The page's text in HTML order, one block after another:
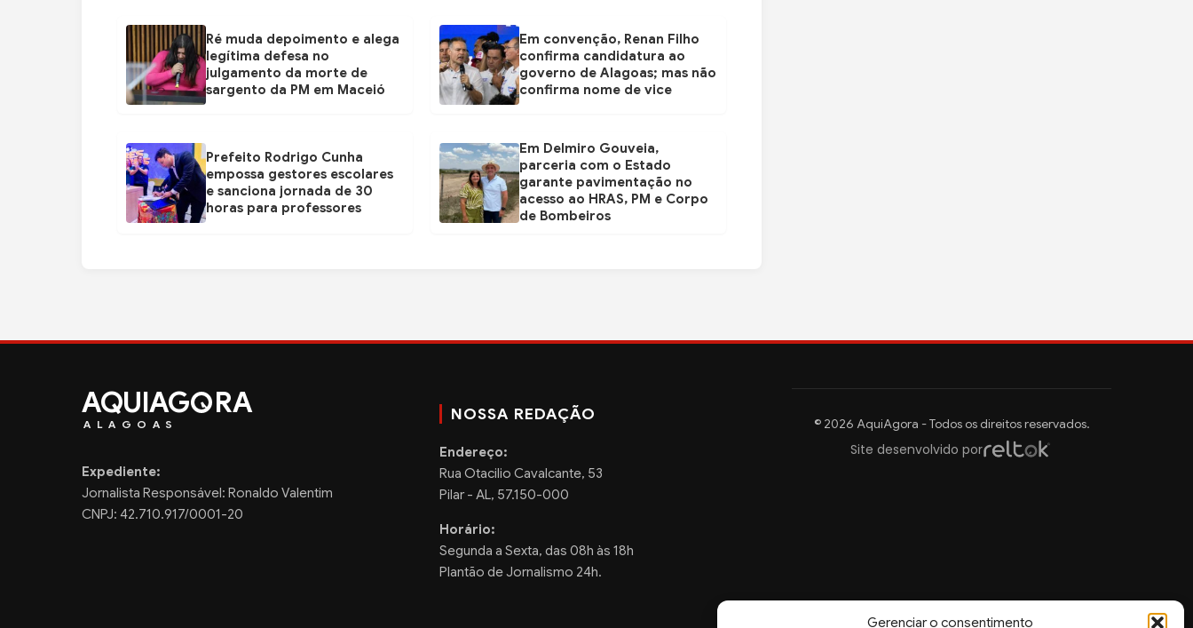
Gerenciar o consentimento
Ré muda depoimento e alega
legítima defesa no
julgamento da morte de
sargento da PM em Maceió
Em convenção, Renan Filho
confirma candidatura ao
governo de Alagoas; mas não
confirma nome de vice
Prefeito Rodrigo Cunha
empossa gestores escolares
e sanciona jornada de 30
horas para professores
Em Delmiro Gouveia,
parceria com o Estado
garante pavimentação no
acesso ao HRAS, PM e Corpo
de Bombeiros
AQUIAG RA
ALAGOAS
Expediente:
Jornalista Responsável: Ronaldo Valentim
CNPJ: 42.710.917/0001-20
NOSSA REDAÇÃO
Endereço:
Rua Otacilio Cavalcante, 53
Pilar - AL, 57.150-000
Horário:
Segunda a Sexta, das 08h às 18h
Plantão de Jornalismo 24h.
© 2026 AquiAgora - Todos os direitos reservados.
Site desenvolvido por